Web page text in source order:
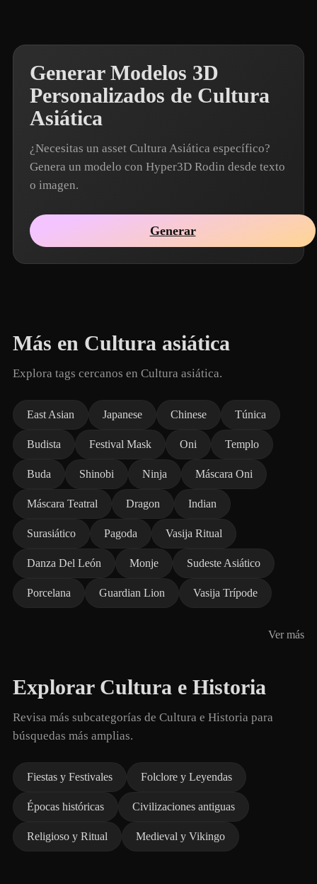
Generar Modelos 3D
Personalizados de Cultura
Asiática
¿Necesitas un asset Cultura Asiática específico?
Genera un modelo con Hyper3D Rodin desde texto
o imagen.
Generar
Más en Cultura asiática
Explora tags cercanos en Cultura asiática.
East Asian Japanese Chinese Túnica
Budista Festival Mask Oni Templo
Buda Shinobi Ninja Máscara Oni
Máscara Teatral Dragon Indian
Surasiático Pagoda Vasija Ritual
Danza Del León Monje Sudeste Asiático
Porcelana Guardian Lion Vasija Trípode
Ver más
Explorar Cultura e Historia
Revisa más subcategorías de Cultura e Historia para
búsquedas más amplias.
Fiestas y Festivales Folclore y Leyendas
Épocas históricas Civilizaciones antiguas
Religioso y Ritual Medieval y Vikingo